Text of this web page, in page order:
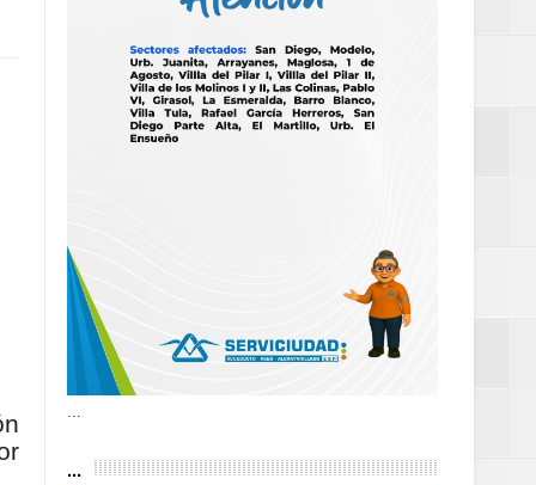
sin
Gobierno de
de la Mujer
...